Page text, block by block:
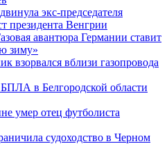
экс-председателя
президента Венгрии
авантюра Германии ставит
зиму»
взорвался вблизи газопровода
в Белгородской области
умер отец футболиста
судоходство в Черном